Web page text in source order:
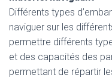
Différents types
naviguer sur les
permettre différents
et des capacités des
permettant de répartir